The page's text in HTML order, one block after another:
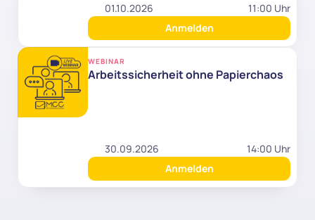
01.10.2026
11:00 Uhr
Anmelden
WEBINAR
Arbeitssicherheit ohne Papierchaos
30.09.2026
14:00 Uhr
Anmelden